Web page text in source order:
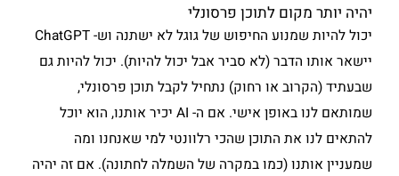
יהיה יותר מקום לתוכן פרסונלי
יכול להיות שמנוע החיפוש של גוגל לא ישתנה וש- ChatGPT
יישאר אותו הדבר (לא סביר אבל יכול להיות). יכול להיות גם
שבעתיד (הקרוב או רחוק) נתחיל לקבל תוכן פרסונלי,
שמותאם לנו באופן אישי. אם ה- AI יכיר אותנו, הוא יוכל
להתאים לנו את התוכן שהכי רלוונטי למי שאנחנו ומה
שמעניין אותנו (כמו במקרה של השמלה לחתונה). אם זה יהיה